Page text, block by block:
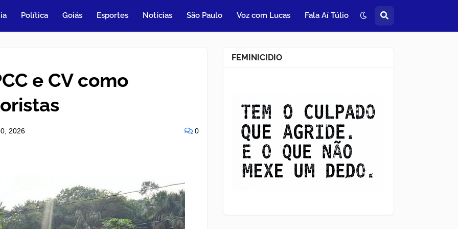
Política Goiás Esportes Notícias São Paulo Voz com Lucas Fala Aí Túlio
e CV como
2026 0
FEMINICIDIO